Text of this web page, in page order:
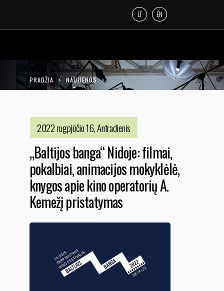
LT EN
PRADŽIA NAUJIENOS
POKALBIAI, ANIMACIJOS MOKYKLĖLĖ, KNYGOS
APIE KINO OPERATORIŲ A. KEMEŽĮ
PRISTATYMAS
2022 rugpjūčio 16, Antradienis
„Baltijos banga“ Nidoje: filmai,
pokalbiai, animacijos mokyklėlė,
knygos apie kino operatorių A.
Kemežį pristatymas